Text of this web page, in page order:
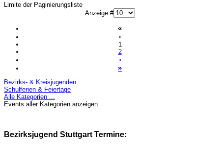
Limite der Paginierungsliste
Anzeige #
«
‹
1
2
›
»
Bezirks- & Kreisjugenden
Schulferien & Feiertage
Alle Kategorien ...
Events aller Kategorien anzeigen
Bezirksjugend Stuttgart Termine: